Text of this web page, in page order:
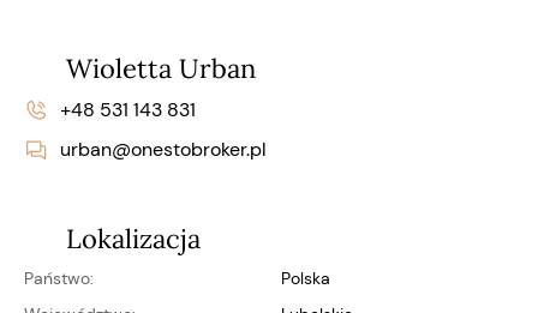
Wioletta Urban
+48 531 143 831
urban@onestobroker.pl
Lokalizacja
Państwo:
Polska